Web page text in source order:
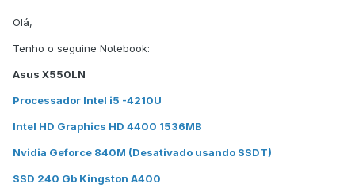
Olá,
Tenho o seguine Notebook:
Asus X550LN
Processador Intel i5 -4210U
Intel HD Graphics HD 4400 1536MB
Nvidia Geforce 840M (Desativado usando SSDT)
SSD 240 Gb Kingston A400